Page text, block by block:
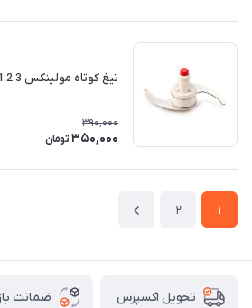
تیغ کوتاه مولینکس 1.2.3 دکمه دار خارجی
390,000
350,000 تومان
1
2
تحویل اکسپرس ضمانت